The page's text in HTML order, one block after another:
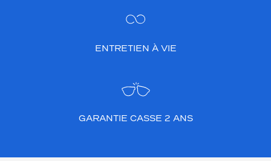
ENTRETIEN À VIE
GARANTIE CASSE 2 ANS